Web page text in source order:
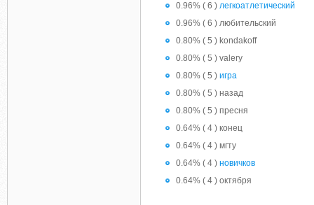
0.96% ( 6 ) легкоатлетический
0.96% ( 6 ) любительский
0.80% ( 5 ) kondakoff
0.80% ( 5 ) valery
0.80% ( 5 ) игра
0.80% ( 5 ) назад
0.80% ( 5 ) пресня
0.64% ( 4 ) конец
0.64% ( 4 ) мгту
0.64% ( 4 ) новичков
0.64% ( 4 ) октября